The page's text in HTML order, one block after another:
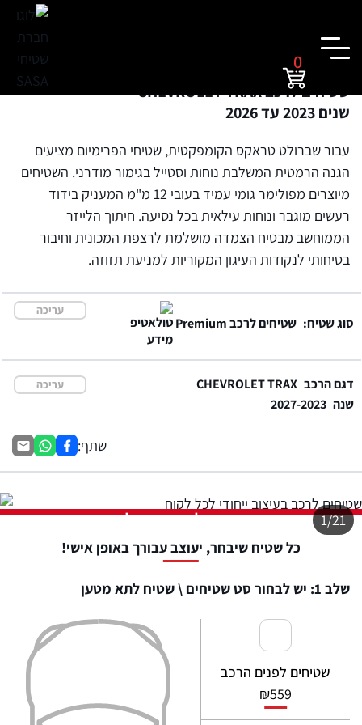
0
שטיחים לרכב CHEVROLET TRAX
שנים 2023 עד 2026
עבור שברולט טראקס הקומפקטית, שטיחי הפרימיום מציעים
הגנה הרמטית המשלבת נוחות וסטייל בגימור מודרני. השטיחים
מיוצרים מפולימר גומי עמיד בעובי 12 מ"מ המעניק בידוד
רעשים מוגבר ונוחות עילאית בכל נסיעה. חיתוך הלייזר
הממוחשב מבטיח הצמדה מושלמת לרצפת המכונית וחיבור
בטיחותי לנקודות העיגון המקוריות למניעת תזוזה.
סוג שטיח: שטיחים לרכב Premium
עריכה
דגם הרכב CHEVROLET TRAX
שנה 2027-2023
עריכה
שתף:
1/21 התמונה להמחשה בלבד
כל שטיח שיבחר, יעוצב עבורך באופן אישי!
שלב 1: יש לבחור סט שטיחים \ שטיח לתא מטען
שטיחים לפנים הרכב
₪559